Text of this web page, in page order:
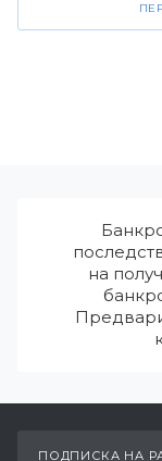
на
ПОДПИСКА НА